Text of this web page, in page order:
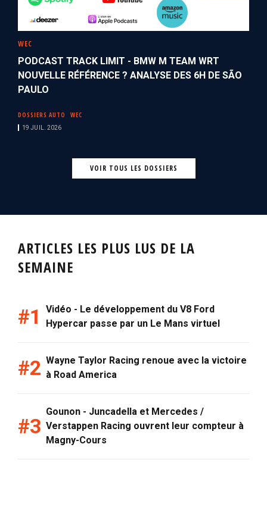
WEC
PODCAST TRACK LIMIT - BMW M TEAM WRT
NOUVELLE RÉFÉRENCE ? ANALYSE DES 6H DE SÃO
PAULO
DOSSIERS AUTO WEC
19 JUIL. 2026
VOIR TOUS LES DOSSIERS
ARTICLES LES PLUS LUS DE LA
SEMAINE
Vidéo - Le développement du V8 Ford
Hypercar passe par un Le Mans virtuel
Wayne Taylor Racing renoue avec la victoire
à Road America
Gounon - Juncadella et Mercedes /
Verstappen Racing ouvrent leur compteur à
Magny-Cours